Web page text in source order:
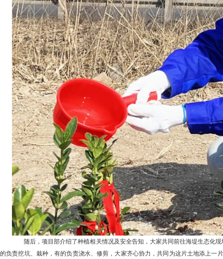
随后，项目部介绍了种植相关情况及安全告知，大家共同前往海堤生态化
的负责挖坑、栽种，有的负责浇水、修剪，大家齐心协力，共同为这片土地添上一